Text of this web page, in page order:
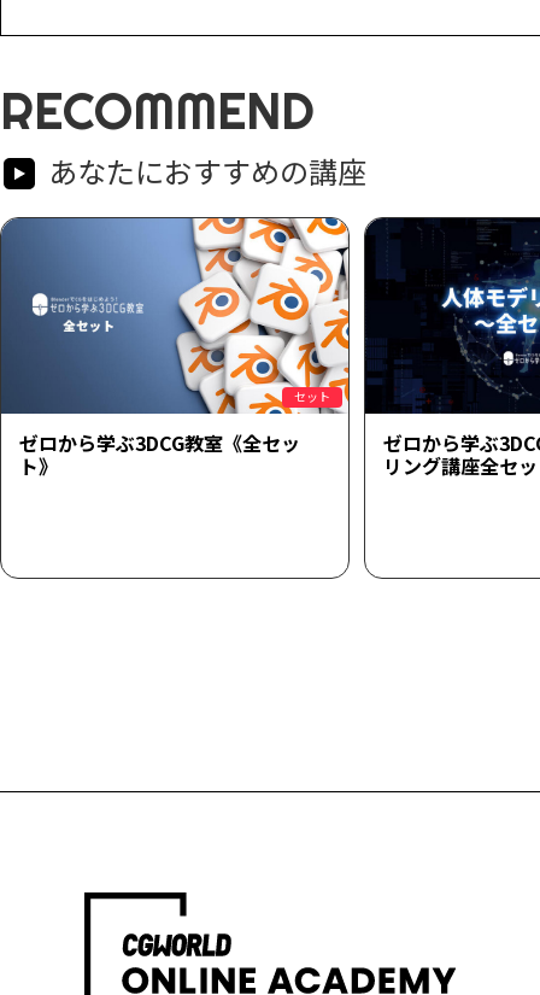
RECOMMEND
あなたにおすすめの講座
セット
ゼロから学ぶ3DCG教室《全セッ
ト》
ゼロから学ぶ
リング講座全セ